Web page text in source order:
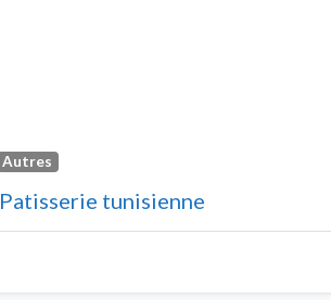
Autres
Patisserie tunisienne